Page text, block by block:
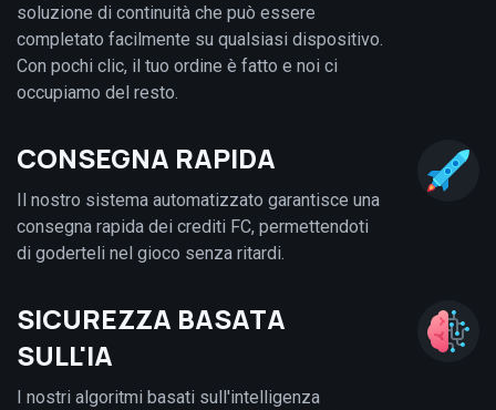
soluzione di continuità che può essere
completato facilmente su qualsiasi dispositivo.
Con pochi clic, il tuo ordine è fatto e noi ci
occupiamo del resto.
CONSEGNA RAPIDA
Il nostro sistema automatizzato garantisce una
consegna rapida dei crediti FC, permettendoti
di goderteli nel gioco senza ritardi.
SICUREZZA BASATA
SULL'IA
I nostri algoritmi basati sull'intelligenza